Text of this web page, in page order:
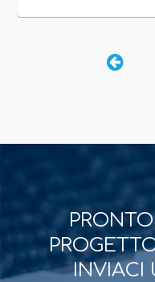
INVIACI